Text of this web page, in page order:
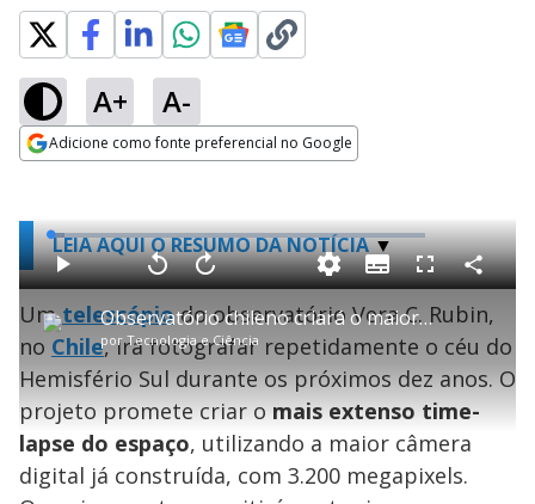
A+ A-
Adicione como fonte preferencial no Google
LEIA AQUI O RESUMO DA NOTÍCIA
P
l
a
Observatório chileno criará o maior time-lapse do universo
porTecnologia e Ciência
P
a
y
V
l
t
r
1
s
e
u
d
o
A
a
n
a
r
0
s
e
g
n
d
o
s
L
o
a
d
e
3
.
9
0
S
u
b
i
t
l
e
F
l
c
r
e
n
C
o
m
p
r
t
l
h
r
Umtelescópiodo observatório Vera C. Rubin,
no Chile, irá fotografar repetidamente o céu do
Hemisfério Sul durante os próximos dez anos. O
projeto promete criar omais extenso time-
lapse do espaço, utilizando a maior câmera
digital já construída, com 3.200 megapixels.